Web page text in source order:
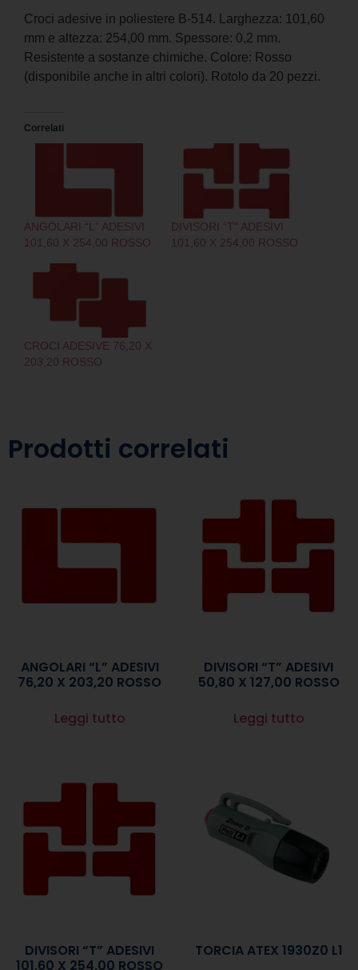
Croci adesive in poliestere B-514. Larghezza: 101,60
mm e altezza: 254,00 mm. Spessore: 0,2 mm.
Resistente a sostanze chimiche. Colore: Rosso
(disponibile anche in altri colori). Rotolo da 20 pezzi.
Correlati
ANGOLARI “L” ADESIVI
101,60 X 254,00 ROSSO
DIVISORI “T” ADESIVI
101,60 X 254,00 ROSSO
CROCI ADESIVE 76,20 X
203,20 ROSSO
Prodotti correlati
ANGOLARI “L” ADESIVI
76,20 X 203,20 ROSSO
Leggi tutto
DIVISORI “T” ADESIVI
50,80 X 127,00 ROSSO
Leggi tutto
DIVISORI “T” ADESIVI
101,60 X 254,00 ROSSO
TORCIA ATEX 1930Z0 L1